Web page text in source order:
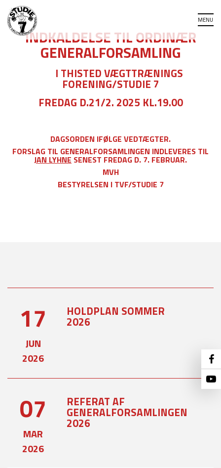
INDKALDELSE TIL ORDINÆR
GENERALFORSAMLING
I THISTED VÆGTTRÆNINGS
FORENING/STUDIE 7
FREDAG D.21/2. 2025 KL.19.00
DAGSORDEN IFØLGE VEDTÆGTER.
FORSLAG TIL GENERALFORSAMLINGEN INDLEVERES TIL
JAN LYHNE SENEST FREDAG D. 7. FEBRUAR.
MVH
BESTYRELSEN I TVF/STUDIE 7
17
JUN
2026
HOLDPLAN SOMMER
2026
07
MAR
2026
REFERAT AF
GENERALFORSAMLINGEN
2026